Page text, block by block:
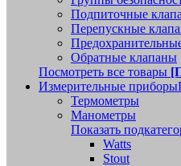
Подпиточные
Перепускные
Обратные клапаны
Посмотреть все товары
Измерительные приборы
Термометры
Манометры
Показать
Watts
Stout